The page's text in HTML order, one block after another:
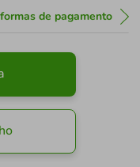
de pagamento